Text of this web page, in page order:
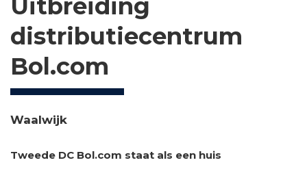
Uitbreiding
distributiecentrum
Bol.com
Waalwijk
Tweede DC Bol.com staat als een huis